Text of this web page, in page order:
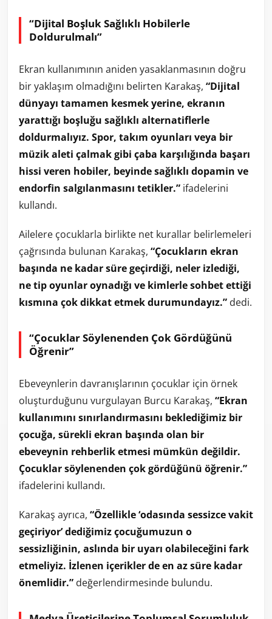
“Dijital Boşluk Sağlıklı Hobilerle
Doldurulmalı”
Ekran kullanımının aniden yasaklanmasının doğru
bir yaklaşım olmadığını belirten Karakaş, “Dijital
dünyayı tamamen kesmek yerine, ekranın
yarattığı boşluğu sağlıklı alternatiflerle
doldurmalıyız. Spor, takım oyunları veya bir
müzik aleti çalmak gibi çaba karşılığında başarı
hissi veren hobiler, beyinde sağlıklı dopamin ve
endorfin salgılanmasını tetikler.” ifadelerini
kullandı.
Ailelere çocuklarla birlikte net kurallar belirlemeleri
çağrısında bulunan Karakaş, “Çocukların ekran
başında ne kadar süre geçirdiği, neler izlediği,
ne tip oyunlar oynadığı ve kimlerle sohbet ettiği
kısmına çok dikkat etmek durumundayız.” dedi.
“Çocuklar Söylenenden Çok Gördüğünü
Öğrenir”
Ebeveynlerin davranışlarının çocuklar için örnek
oluşturduğunu vurgulayan Burcu Karakaş, “Ekran
kullanımını sınırlandırmasını beklediğimiz bir
çocuğa, sürekli ekran başında olan bir
ebeveynin rehberlik etmesi mümkün değildir.
Çocuklar söylenenden çok gördüğünü öğrenir.”
ifadelerini kullandı.
Karakaş ayrıca, “Özellikle ‘odasında sessizce vakit
geçiriyor’ dediğimiz çocuğumuzun o
sessizliğinin, aslında bir uyarı olabileceğini fark
etmeliyiz. İzlenen içerikler de en az süre kadar
önemlidir.” değerlendirmesinde bulundu.